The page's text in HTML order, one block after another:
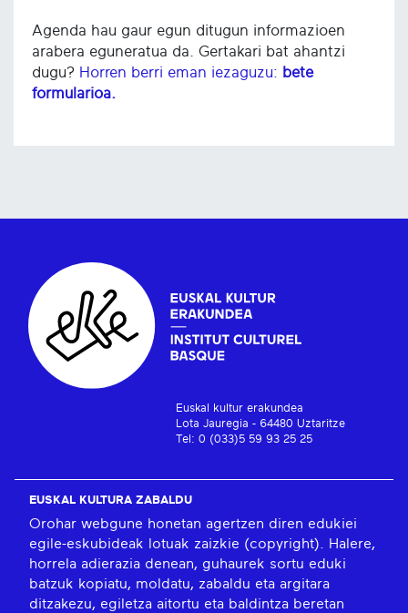
Agenda hau gaur egun ditugun informazioen
arabera eguneratua da. Gertakari bat ahantzi
dugu? Horren berri eman iezaguzu: bete
formularioa.
Euskal kultur erakundea
Lota Jauregia - 64480 Uztaritze
Tel: 0 (033)5 59 93 25 25
EUSKAL KULTURA ZABALDU
Orohar webgune honetan agertzen diren edukiei
egile-eskubideak lotuak zaizkie (copyright). Halere,
horrela adierazia denean, guhaurek sortu eduki
batzuk kopiatu, moldatu, zabaldu eta argitara
ditzakezu, egiletza aitortu eta baldintza beretan